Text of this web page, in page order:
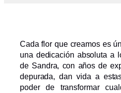
Cada flor que creamos es
una dedicación absoluta a
de Sandra, con años de
depurada, dan vida a
poder de transformar